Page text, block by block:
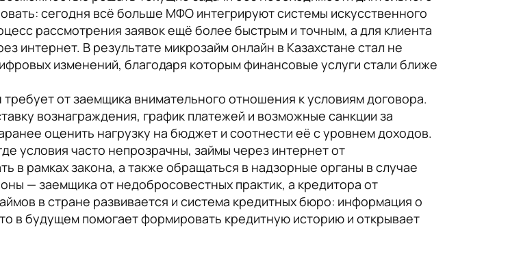
сегодня всё больше МФО интегрируют системы искусственного
рассмотрения заявок ещё более быстрым и точным, а для клиента
интернет. В результате микрозайм онлайн в Казахстане стал не
изменений, благодаря которым финансовые услуги стали ближе
от заемщика внимательного отношения к условиям договора.
вознаграждения, график платежей и возможные санкции за
оценить нагрузку на бюджет и соотнести её с уровнем доходов.
условия часто непрозрачны, займы через интернет от
в рамках закона, а также обращаться в надзорные органы в случае
— заемщика от недобросовестных практик, а кредитора от
в стране развивается и система кредитных бюро: информация о
в будущем помогает формировать кредитную историю и открывает